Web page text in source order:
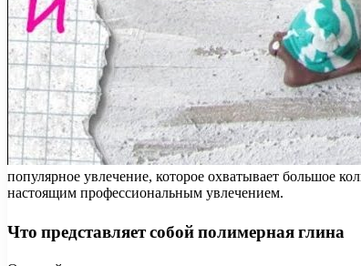
популярное увлечение, которое охватывает большое
настоящим профессиональным увлечением.
Что представляет собой полимерная глина